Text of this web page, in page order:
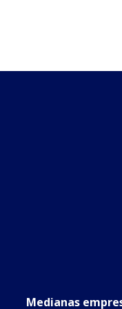
Medianas